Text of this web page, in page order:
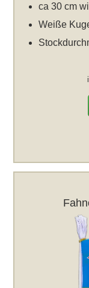
ca 30 cm
Weiße